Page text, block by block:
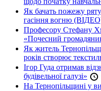
Як бачать пожежу
гасіння вогню
Професору Стефану
«Почесний
Як житель
років створює
Ігор Гуда отримав
будівельної галузі»
На Тернопільщині у